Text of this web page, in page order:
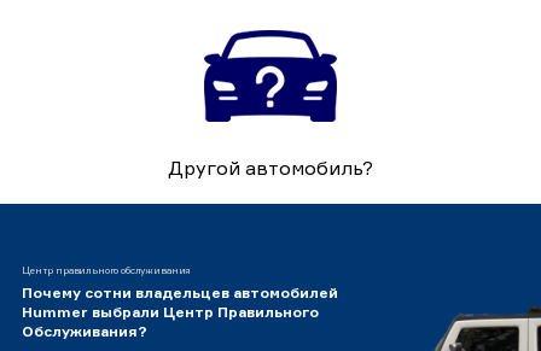
Другой автомобиль?
Центр правильного обслуживания
Почему сотни владельцев автомобилей
Hummer выбрали Центр Правильного
Обслуживания?